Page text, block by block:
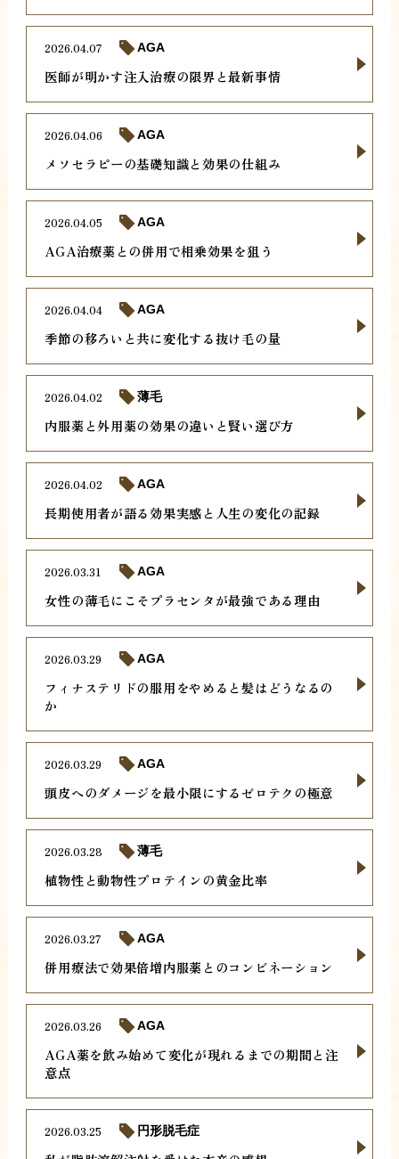
医師が明かす注入治療の限界と最新事情
2026.04.07 AGA
メソセラピーの基礎知識と効果の仕組み
2026.04.06 AGA
AGA治療薬との併用で相乗効果を狙う
2026.04.05 AGA
季節の移ろいと共に変化する抜け毛の量
2026.04.04 AGA
内服薬と外用薬の効果の違いと賢い選び方
2026.04.02 薄毛
長期使用者が語る効果実感と人生の変化の記録
2026.04.02 AGA
女性の薄毛にこそプラセンタが最強である理由
2026.03.31 AGA
フィナステリドの服用をやめると髪はどうなるの
か
2026.03.29 AGA
頭皮へのダメージを最小限にするゼロテクの極意
2026.03.29 AGA
植物性と動物性プロテインの黄金比率
2026.03.28 薄毛
併用療法で効果倍増内服薬とのコンビネーション
2026.03.27 AGA
AGA薬を飲み始めて変化が現れるまでの期間と注
意点
2026.03.26 AGA
2026.03.25 円形脱毛症